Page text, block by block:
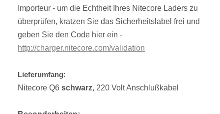
Importeur - um die Echtheit Ihres Nitecore Laders zu
überprüfen, kratzen Sie das Sicherheitslabel frei und
geben Sie den Code hier ein -
http://charger.nitecore.com/validation
Lieferumfang:
Nitecore Q6 schwarz, 220 Volt Anschlußkabel